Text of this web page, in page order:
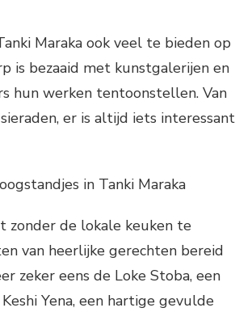
Maraka ook veel te bieden op
is bezaaid met kunstgalerijen en
hun werken tentoonstellen. Van
er is altijd iets
in Tanki Maraka
zonder de lokale keuken te
van heerlijke gerechten bereid
zeker eens de Loke Stoba, een
Yena, een hartige gevulde